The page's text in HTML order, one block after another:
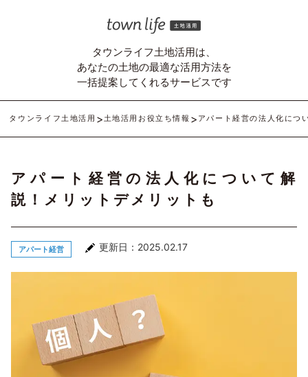
タウンライフ土地活用は、
あなたの土地の最適な活用方法を
一括提案してくれるサービスです
タウンライフ土地活用 土地活用お役立ち情報 アパート経営の法人化につ
アパート経営の法人化について解
説！メリットデメリットも
アパート経営 更新日：2025.02.17